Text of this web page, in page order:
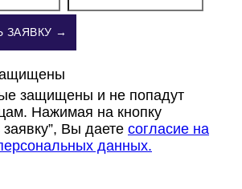
ЗАЯВКУ →
защищены и не попадут
Нажимая на кнопку
заявку”, Вы даете согласие на
данных.